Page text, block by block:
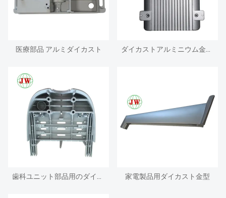
医療部品 アルミダイカスト ダイカストアルミニウム金属ブラケット
歯科ユニット部品用のダイカストアルミニウムダイス 家電製品用ダイカスト金型